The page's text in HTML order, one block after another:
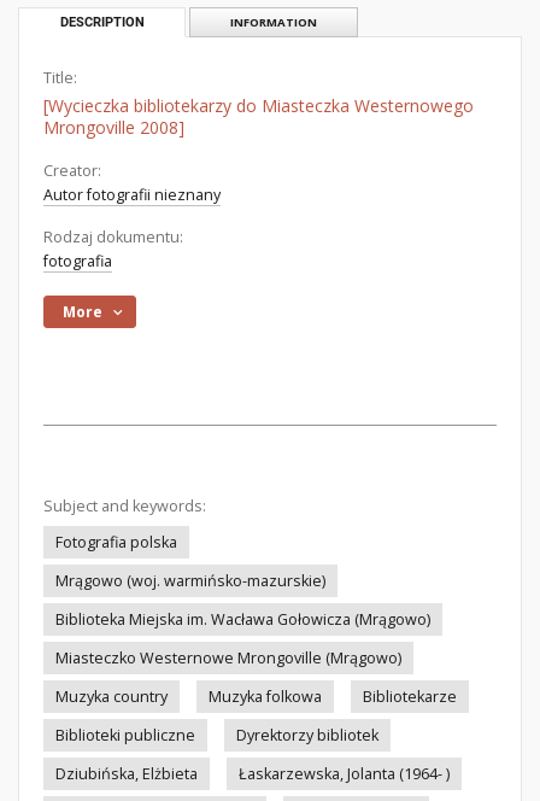
DESCRIPTION INFORMATION
Title:
[Wycieczka bibliotekarzy do Miasteczka Westernowego
Mrongoville 2008]
Creator:
Autor fotografii nieznany
Rodzaj dokumentu:
fotografia
More
Subject and keywords:
Fotografia polska
Mrągowo (woj. warmińsko-mazurskie)
Biblioteka Miejska im. Wacława Gołowicza (Mrągowo)
Miasteczko Westernowe Mrongoville (Mrągowo)
Muzyka country
Muzyka folkowa
Bibliotekarze
Biblioteki publiczne
Dyrektorzy bibliotek
Dziubińska, Elżbieta
Łaskarzewska, Jolanta (1964- )